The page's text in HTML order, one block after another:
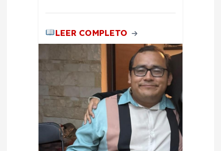
LEER COMPLETO